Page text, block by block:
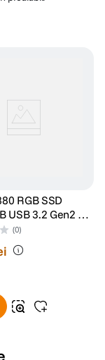
RGB SSD
USB 3.2 Gen2 x2
(0)